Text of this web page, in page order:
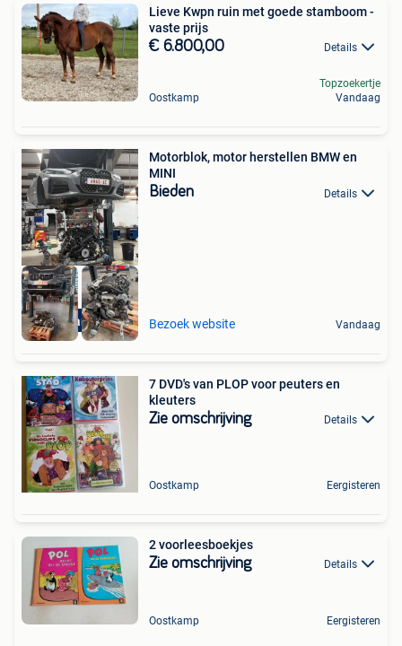
Lieve Kwpn ruin met goede stamboom -
vaste prijs
€ 6.800,00 Details
Oostkamp
Topzoekertje
Vandaag
Beste Aanbieding
Motorblok, motor herstellen BMW en
MINI
Bieden Details
Bezoek website Vandaag
7 DVD's van PLOP voor peuters en
kleuters
Zie omschrijving Details
Oostkamp Eergisteren
2 voorleesboekjes
Zie omschrijving Details
Oostkamp Eergisteren